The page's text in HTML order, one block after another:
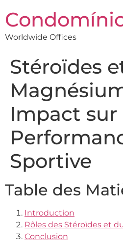
Worldwide Offices
Stéroïdes
Impact sur
Sportive
Table des
Introduction
Rôles des Stéroïdes et
Conclusion